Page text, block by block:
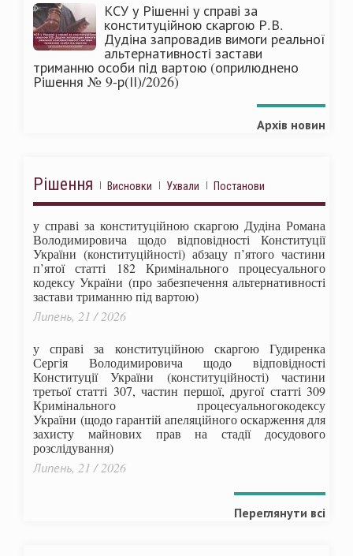
КСУ у Рішенні у справі за
конституційною скаргою Р.В.
Дудіна запровадив вимоги реальної
альтернативності застави
триманню особи під вартою (оприлюднено
Рішення № 9-р(ІІ)/2026)
Архів новин
Рішення Висновки Ухвали Постанови
у справі за конституційною скаргою Дудіна Романа
Володимировича щодо відповідності Конституції
України (конституційності) абзацу п’ятого частини
п’ятої статті 182 Кримінального процесуального
кодексу України (про забезпечення альтернативності
застави триманню під вартою)
Липень, 21 / 2026
у справі за конституційною скаргою Гудиренка
Сергія Володимировича щодо відповідності
Конституції України (конституційності) частини
третьої статті 307, частин першої, другої статті 309
Кримінального процесуальногокодексу
України (щодо гарантій апеляційного оскарження для
захисту майнових прав на стадії досудового
розслідування)
Липень, 21 / 2026
Переглянути всі